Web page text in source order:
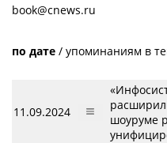
book@cnews.ru
по дате / упоминаниям в
11.09.2024
шоуруме